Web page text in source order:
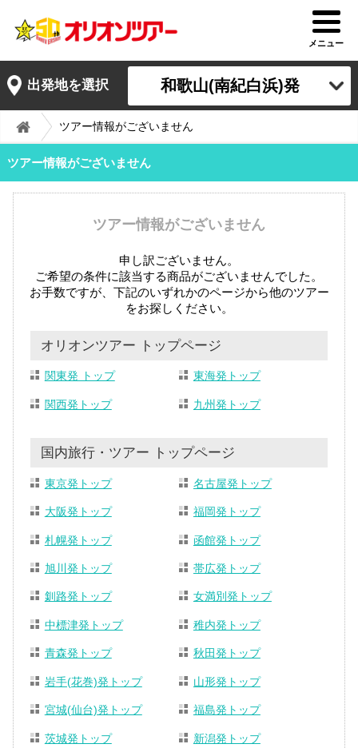
メニュー
出発地を選択 和歌山(南紀白浜)発
ツアー情報がございません
ツアー情報がございません
ツアー情報がございません
申し訳ございません。
ご希望の条件に該当する商品がございませんでした。
お手数ですが、下記のいずれかのページから他のツアー
をお探しください。
オリオンツアー トップページ
関東発 トップ 東海発トップ
関西発トップ 九州発トップ
国内旅行・ツアー トップページ
東京発トップ 名古屋発トップ
大阪発トップ 福岡発トップ
札幌発トップ 函館発トップ
旭川発トップ 帯広発トップ
釧路発トップ 女満別発トップ
中標津発トップ 稚内発トップ
青森発トップ 秋田発トップ
岩手(花巻)発トップ 山形発トップ
宮城(仙台)発トップ 福島発トップ
茨城発トップ 新潟発トップ